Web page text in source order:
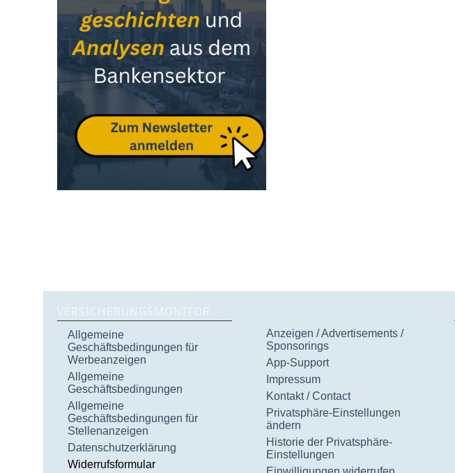
VERSICHERUNGSMONITOR
Allgemeine
Geschäftsbedingungen für
Werbeanzeigen
Allgemeine
Geschäftsbedingungen
Allgemeine
Geschäftsbedingungen für
Stellenanzeigen
Datenschutzerklärung
Widerrufsformular
Anzeigen / Advertisements /
Sponsorings
App-Support
Impressum
Kontakt / Contact
Privatsphäre-Einstellungen
ändern
Historie der Privatsphäre-
Einstellungen